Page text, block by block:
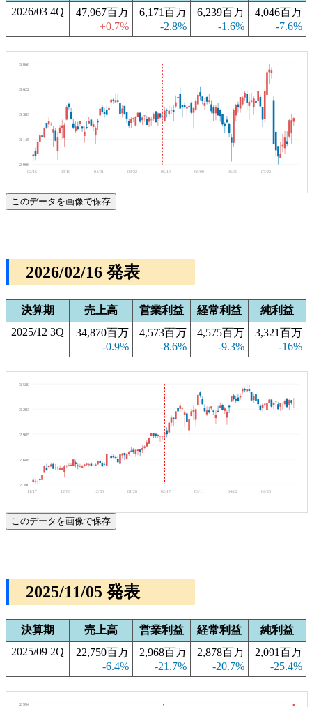
2026/03 4Q
47,967百万
+0.7%
6,171百万
-2.8%
6,239百万
-1.6%
4,046百万
-7.6%
2,906
3,145
3,383
3,622
3,860
02/16 03/10 04/01 04/22 05/19 06/09 06/30 07/22
このデータを画像で保存
2026/02/16 発表
決算期 売上高 営業利益 経常利益
純利益
2025/12 3Q
34,870百万
-0.9%
4,573百万
-8.6%
4,575百万
-9.3%
3,321百万
-16%
2,390
2,688
2,985
3,283
3,580
11/17 12/09 12/30 01/26 02/17 03/11 04/02 04/23
このデータを画像で保存
2025/11/05 発表
決算期 売上高 営業利益 経常利益
純利益
2025/09 2Q
22,750百万
-6.4%
2,968百万
-21.7%
2,878百万
-20.7%
2,091百万
-25.4%
2,994